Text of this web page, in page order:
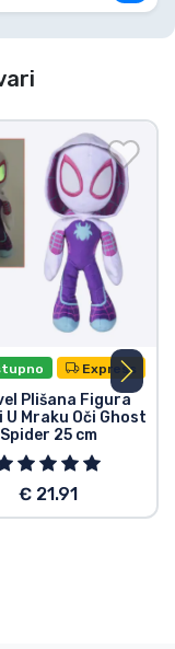
Express
Plišana Figura
U Mraku Oči Ghost
Spider 25 cm
€ 21.91